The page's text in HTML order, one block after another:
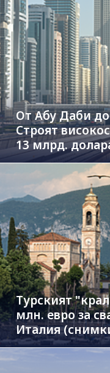
От Абу Даби
Строят
13 млрд.
Турският
млн. евро за
Италия